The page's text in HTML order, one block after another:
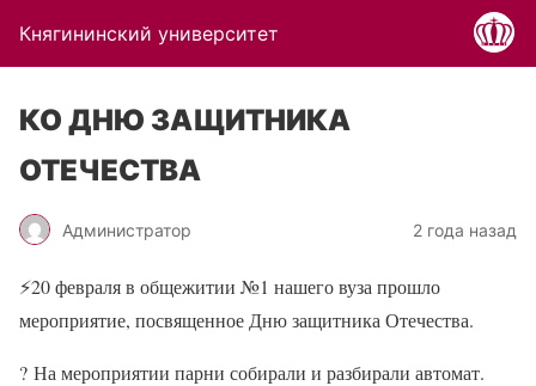
Княгининский университет
КО ДНЮ ЗАЩИТНИКА
ОТЕЧЕСТВА
Администратор 2 года назад
⚡20 февраля в общежитии №1 нашего вуза прошло
мероприятие, посвященное Дню защитника Отечества.
? На мероприятии парни собирали и разбирали автомат.